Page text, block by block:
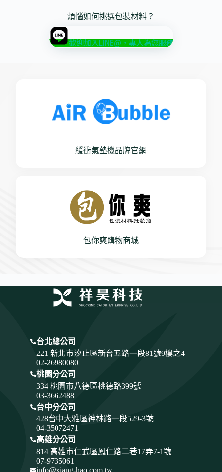
煩惱如何挑選包裝材料？
歡迎加入LINE@，專人為您服務
緩衝氣墊機品牌官網
包你爽購物商城
台北總公司
221 新北市汐止區新台五路一段81號9樓之4
02-26980080
桃園分公司
334 桃園市八德區桃德路399號
03-3662488
台中分公司
428台中大雅區神林路一段529-3號
04-35072471
高雄分公司
814 高雄市仁武區鳳仁路二巷17弄7-1號
07-9735061
info@xiang-hao.com.tw